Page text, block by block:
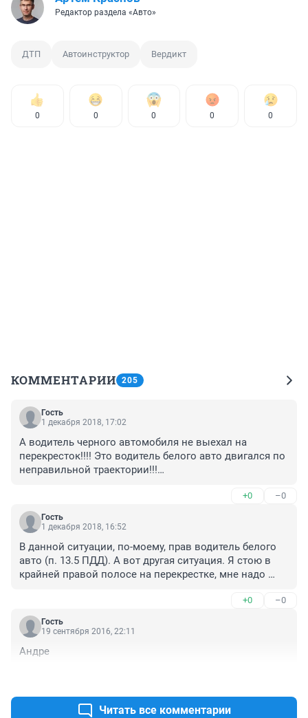
Редактор раздела «Авто»
ДТП Автоинструктор Вердикт
0 0 0 0 0
КОММЕНТАРИИ 205
Гость
1 декабря 2018, 17:02
А водитель черного автомобиля не выехал на
перекресток!!!! Это водитель белого авто двигался по
неправильной траектории!!!
+0 –0
Гость
1 декабря 2018, 16:52
В данной ситуации, по-моему, прав водитель белого
авто (п. 13.5 ПДД). А вот другая ситуация. Я стою в
крайней правой полосе на перекрестке, мне надо
"направо" в дополнительной секции и красный
основной сигнал. С правой от меня стороны (с
перпендикулярной улицы) под зеленую стрелку
разворот другой участник движения. Кто из нас имеет
+0 –0
Гость
19 сентября 2016, 22:11
Андре
Читать все комментарии